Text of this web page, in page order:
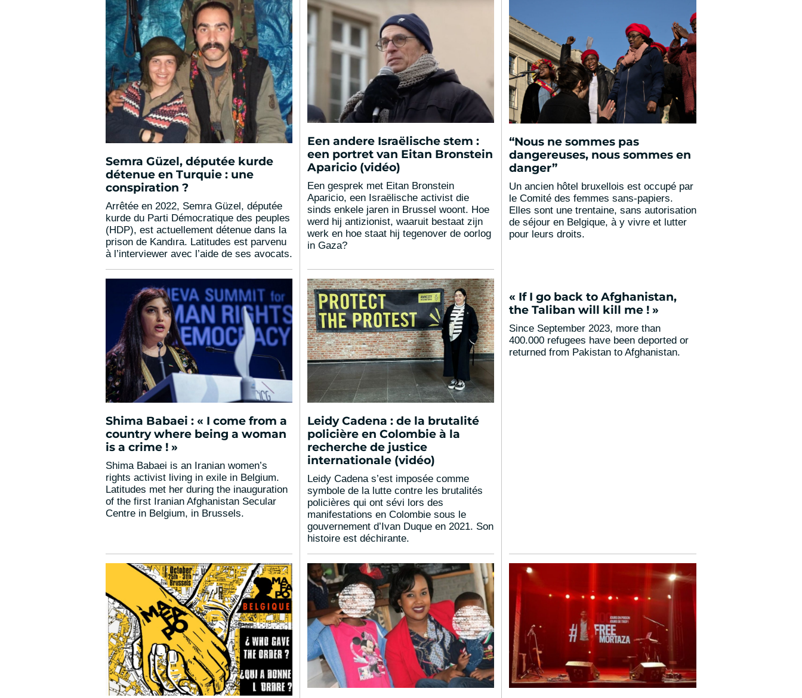
Semra Güzel, députée kurde
détenue en Turquie : une
conspiration ?
Arrêtée en 2022, Semra Güzel, députée
kurde du Parti Démocratique des peuples
(HDP), est actuellement détenue dans la
prison de Kandıra. Latitudes est parvenu
à l’interviewer avec l’aide de ses avocats.
Een andere Israëlische stem :
een portret van Eitan Bronstein
Aparicio (vidéo)
Een gesprek met Eitan Bronstein
Aparicio, een Israëlische activist die
sinds enkele jaren in Brussel woont. Hoe
werd hij antizionist, waaruit bestaat zijn
werk en hoe staat hij tegenover de oorlog
in Gaza?
“Nous ne sommes pas
dangereuses, nous sommes en
danger”
Un ancien hôtel bruxellois est occupé par
le Comité des femmes sans-papiers.
Elles sont une trentaine, sans autorisation
de séjour en Belgique, à y vivre et lutter
pour leurs droits.
Shima Babaei : « I come from a
country where being a woman
is a crime ! »
Shima Babaei is an Iranian women’s
rights activist living in exile in Belgium.
Latitudes met her during the inauguration
of the first Iranian Afghanistan Secular
Centre in Belgium, in Brussels.
Leidy Cadena : de la brutalité
policière en Colombie à la
recherche de justice
internationale (vidéo)
Leidy Cadena s’est imposée comme
symbole de la lutte contre les brutalités
policières qui ont sévi lors des
manifestations en Colombie sous le
gouvernement d’Ivan Duque en 2021. Son
histoire est déchirante.
« If I go back to Afghanistan,
the Taliban will kill me ! »
Since September 2023, more than
400.000 refugees have been deported or
returned from Pakistan to Afghanistan.